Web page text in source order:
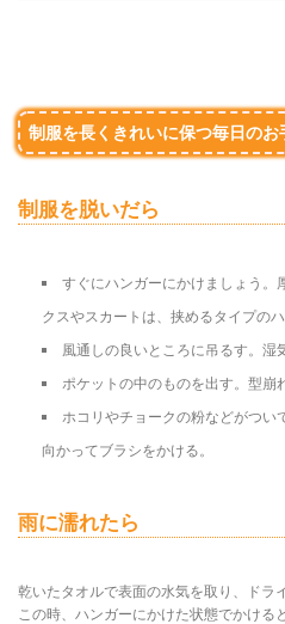
制服を長くきれいに保つ毎日のお
制服を脱いだら
すぐにハンガーにかけましょう。
クスやスカートは、挟めるタイプの
風通しの良いところに吊るす。湿
ポケットの中のものを出す。型崩
ホコリやチョークの粉などがつい
向かってブラシをかける。
雨に濡れたら
乾いたタオルで表面の水気を取り、ドラ
この時、ハンガーにかけた状態でかける